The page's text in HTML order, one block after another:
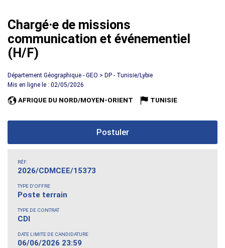
Chargé·e de missions
communication et événementiel
(H/F)
Département Géographique - GEO > DP - Tunisie/Lybie
Mis en ligne le : 02/05/2026
AFRIQUE DU NORD/MOYEN-ORIENT TUNISIE
Postuler
RÉF.
2026/CDMCEE/15373
TYPE D'OFFRE
Poste terrain
TYPE DE CONTRAT
CDI
DATE LIMITE DE CANDIDATURE
06/06/2026 23:59